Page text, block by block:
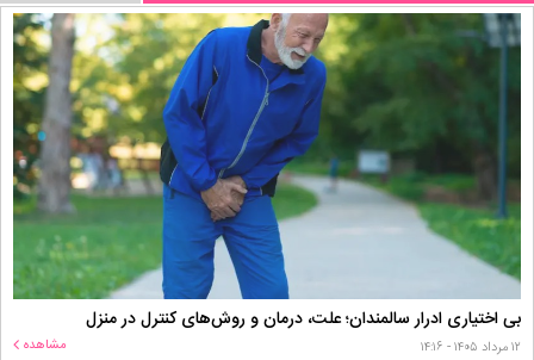
بی اختیاری ادرار سالمندان؛ علت، درمان و روش‌های کنترل در منزل
۱۲ مرداد ۱۴۰۵ - ۱۴:۱۶ مشاهده